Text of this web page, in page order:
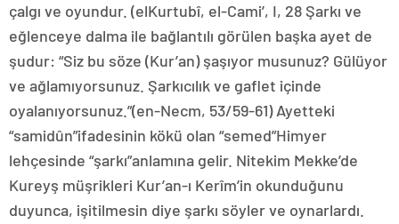
çalgı ve oyundur. (elKurtubî, el-Cami’, I, 28 Şarkı ve
eğlenceye dalma ile bağlantılı görülen başka ayet de
şudur: “Siz bu söze (Kur’an) şaşıyor musunuz? Gülüyor
ve ağlamıyorsunuz. Şarkıcılık ve gaflet içinde
oyalanıyorsunuz.”(en-Necm, 53/59-61) Ayetteki
“samidûn”ifadesinin kökü olan “semed”Himyer
lehçesinde “şarkı”anlamına gelir. Nitekim Mekke’de
Kureyş müşrikleri Kur’an-ı Kerîm’in okunduğunu
duyunca, işitilmesin diye şarkı söyler ve oynarlardı.